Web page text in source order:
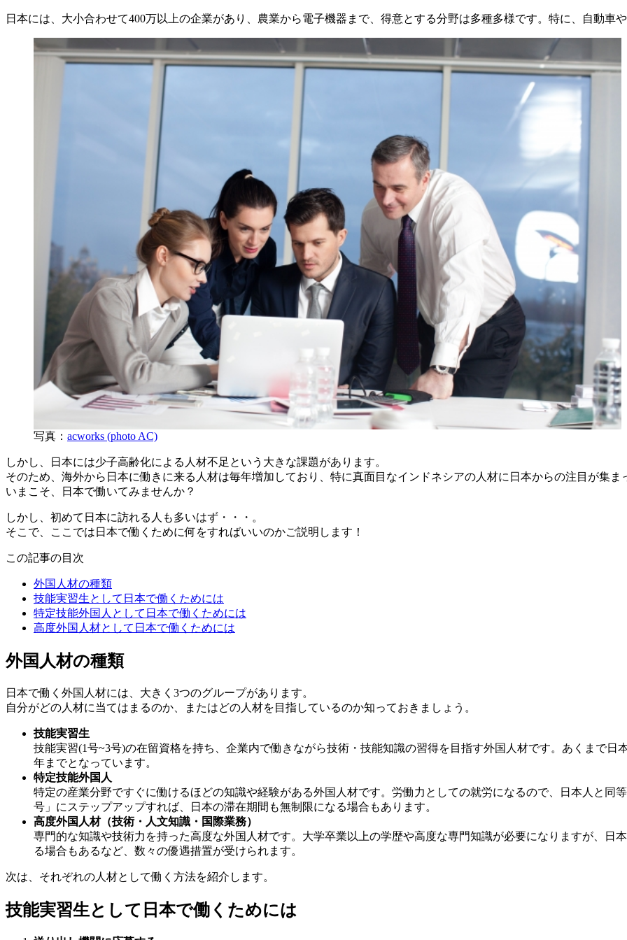
日本には、大小合わせて400万以上の企業があり、農業から電子機器まで、得意とする分野は多種多様です。特に、自動車
写真： acworks (photo AC)
しかし、日本には少子高齢化による人材不足という大きな課題があります。
そのため、海外から日本に働きに来る人材は毎年増加しており、特に真面目なインドネシアの人材に日本からの注目が集ま
いまこそ、日本で働いてみませんか？
しかし、初めて日本に訪れる人も多いはず・・・。
そこで、ここでは日本で働くために何をすればいいのかご説明します！
この記事の目次
外国人材の種類
技能実習生として日本で働くためには
特定技能外国人として日本で働くためには
高度外国人材として日本で働くためには
外国人材の種類
日本で働く外国人材には、大きく3つのグループがあります。
自分がどの人材に当てはまるのか、またはどの人材を目指しているのか知っておきましょう。
技能実習生
技能実習(1号~3号)の在留資格を持ち、企業内で働きながら技術・技能知識の習得を目指す外国人材です。あくまで日
年までとなっています。
特定技能外国人
特定の産業分野ですぐに働けるほどの知識や経験がある外国人材です。労働力としての就労になるので、日本人と同
号」にステップアップすれば、日本の滞在期間も無制限になる場合もあります。
高度外国人材（技術・人文知識・国際業務）
専門的な知識や技術力を持った高度な外国人材です。大学卒業以上の学歴や高度な専門知識が必要になりますが、日
る場合もあるなど、数々の優遇措置が受けられます。
次は、それぞれの人材として働く方法を紹介します。
技能実習生として日本で働くためには